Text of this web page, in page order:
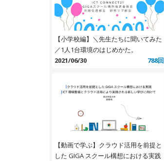
【小学校編】＼先生たちに聞いてみた
／1人1台環境のはじめかた。
2021/06/30
788回
【動画で学ぶ】クラウド活用を前提と
した GIGA スクール構想における実践